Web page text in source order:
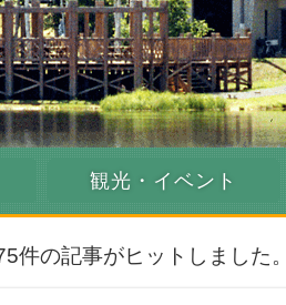
観光・イベント
件の記事がヒットしました。